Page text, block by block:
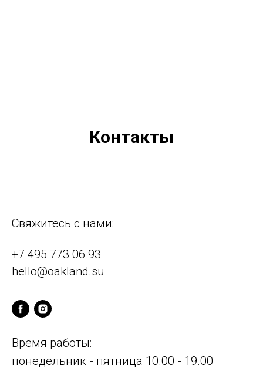
Контакты
Свяжитесь с нами:
+7 495 773 06 93
hello@oakland.su
Время работы:
понедельник - пятница 10.00 - 19.00